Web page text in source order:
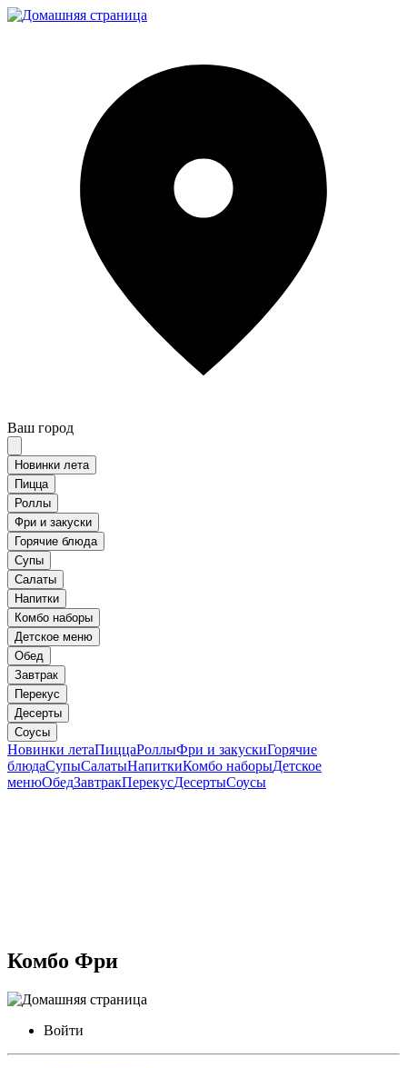
Ваш город
Новинки лета
Пицца
Роллы
Фри и закуски
Горячие блюда
Супы
Салаты
Напитки
Комбо наборы
Детское меню
Обед
Завтрак
Перекус
Десерты
Соусы
Новинки летаПиццаРоллыФри и закускиГорячие
блюдаСупыСалатыНапиткиКомбо наборыДетское
менюОбедЗавтракПерекусДесертыСоусы
Комбо Фри
Войти